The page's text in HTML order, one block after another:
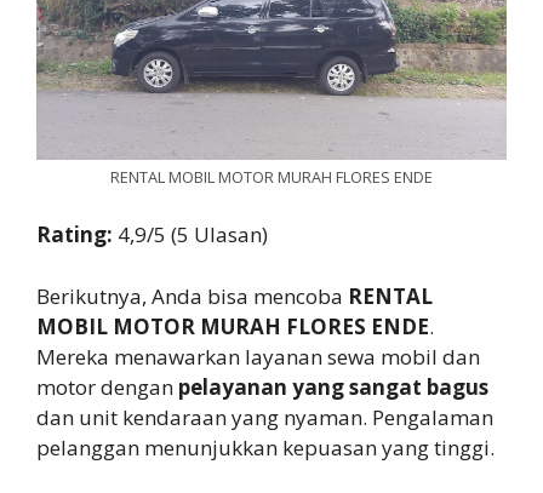
RENTAL MOBIL MOTOR MURAH FLORES ENDE
Rating: 4,9/5 (5 Ulasan)
Berikutnya, Anda bisa mencoba RENTAL
MOBIL MOTOR MURAH FLORES ENDE.
Mereka menawarkan layanan sewa mobil dan
motor dengan pelayanan yang sangat bagus
dan unit kendaraan yang nyaman. Pengalaman
pelanggan menunjukkan kepuasan yang tinggi.